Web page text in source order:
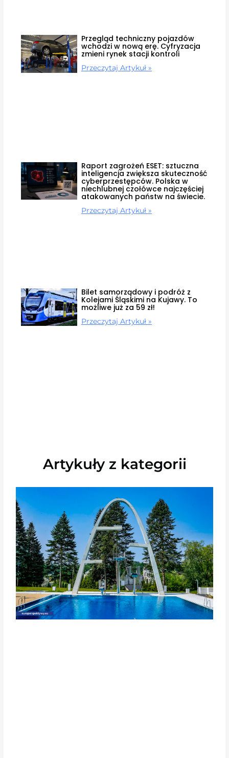
Przegląd techniczny pojazdów
wchodzi w nową erę. Cyfryzacja
zmieni rynek stacji kontroli
Przeczytaj Artykuł »
Raport zagrożeń ESET: sztuczna
inteligencja zwiększa skuteczność
cyberprzestępców. Polska w
niechlubnej czołówce najczęściej
atakowanych państw na świecie.
Przeczytaj Artykuł »
Bilet samorządowy i podróż z
Kolejami Śląskimi na Kujawy. To
możliwe już za 59 zł!
Przeczytaj Artykuł »
Artykuły z kategorii